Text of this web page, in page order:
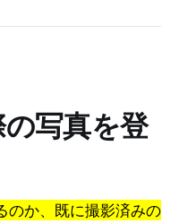
写真を登
のか、既に撮影済みの